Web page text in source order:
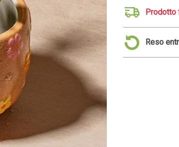
Prodotto
Reso